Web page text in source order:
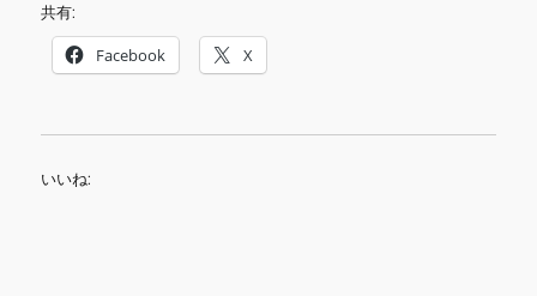
共有:
Facebook X
いいね: